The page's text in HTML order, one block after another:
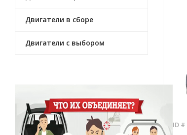
Двигатели в сборе
Двигатели с выбором
ID #